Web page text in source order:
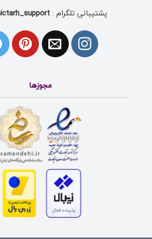
پشتیبانی تلگرام :
مجوزها